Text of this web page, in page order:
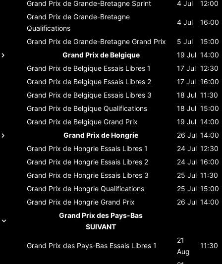
Grand Prix de Grande-Bretagne Sprint 4 Jul
12:00
Grand Prix de Grande-Bretagne
Qualifications
4 Jul 16:00
Grand Prix de Grande-Bretagne Grand Prix 5 Jul
15:00
Grand Prix de Belgique
19 Jul 14:00
Grand Prix de Belgique Essais Libres 1 17 Jul 12:30
Grand Prix de Belgique Essais Libres 2 17 Jul 16:00
Grand Prix de Belgique Essais Libres 3 18 Jul 11:30
Grand Prix de Belgique Qualifications 18 Jul 15:00
Grand Prix de Belgique Grand Prix 19 Jul 14:00
Grand Prix de Hongrie
26 Jul 14:00
Grand Prix de Hongrie Essais Libres 1 24 Jul 12:30
Grand Prix de Hongrie Essais Libres 2 24 Jul 16:00
Grand Prix de Hongrie Essais Libres 3 25 Jul 11:30
Grand Prix de Hongrie Qualifications 25 Jul 15:00
Grand Prix de Hongrie Grand Prix 26 Jul 14:00
Grand Prix des Pays-Bas
SUIVANT
Grand Prix des Pays-Bas Essais Libres 1
21
Aug
11:30